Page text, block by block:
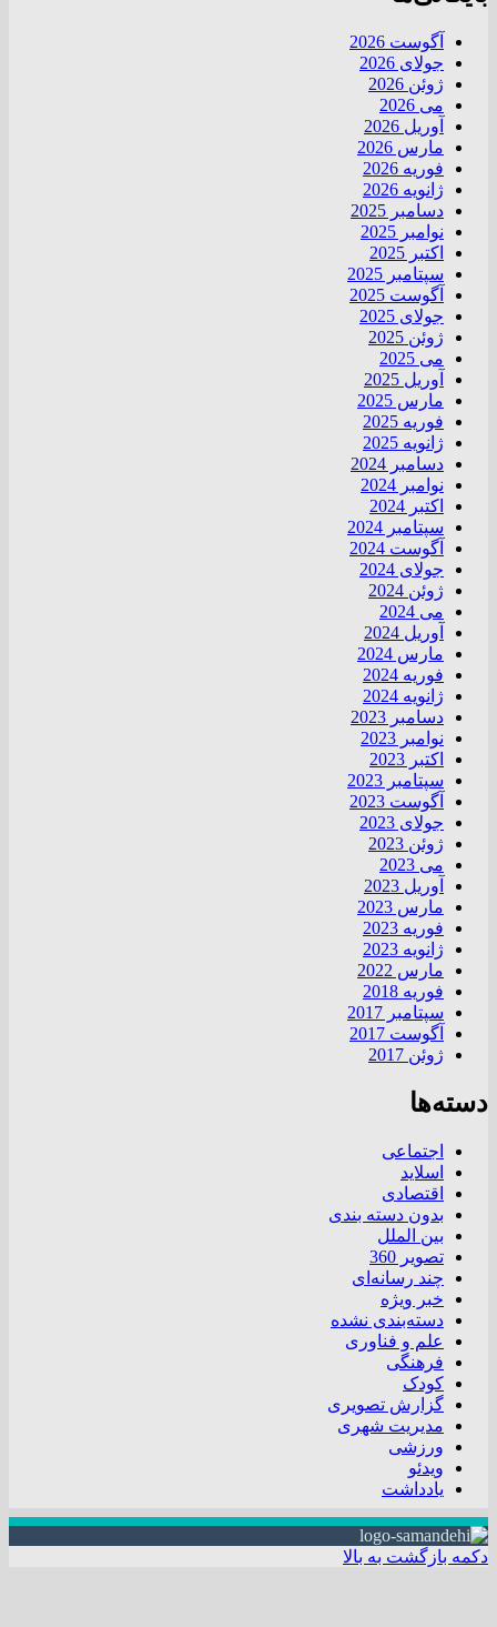
آگوست 2026
جولای 2026
ژوئن 2026
می 2026
آوریل 2026
مارس 2026
فوریه 2026
ژانویه 2026
دسامبر 2025
نوامبر 2025
اکتبر 2025
سپتامبر 2025
آگوست 2025
جولای 2025
ژوئن 2025
می 2025
آوریل 2025
مارس 2025
فوریه 2025
ژانویه 2025
دسامبر 2024
نوامبر 2024
اکتبر 2024
سپتامبر 2024
آگوست 2024
جولای 2024
ژوئن 2024
می 2024
آوریل 2024
مارس 2024
فوریه 2024
ژانویه 2024
دسامبر 2023
نوامبر 2023
اکتبر 2023
سپتامبر 2023
آگوست 2023
جولای 2023
ژوئن 2023
می 2023
آوریل 2023
مارس 2023
فوریه 2023
ژانویه 2023
مارس 2022
فوریه 2018
سپتامبر 2017
آگوست 2017
ژوئن 2017
دسته‌ها
اجتماعی
اسلاید
اقتصادی
بدون دسته بندی
بین الملل
تصویر 360
چند رسانه‌ای
خبر ویژه
دسته‌بندی نشده
علم و فناوری
فرهنگی
کودک
گزارش تصویری
مدیریت شهری
ورزشی
ویدئو
یادداشت
دکمه بازگشت به بالا